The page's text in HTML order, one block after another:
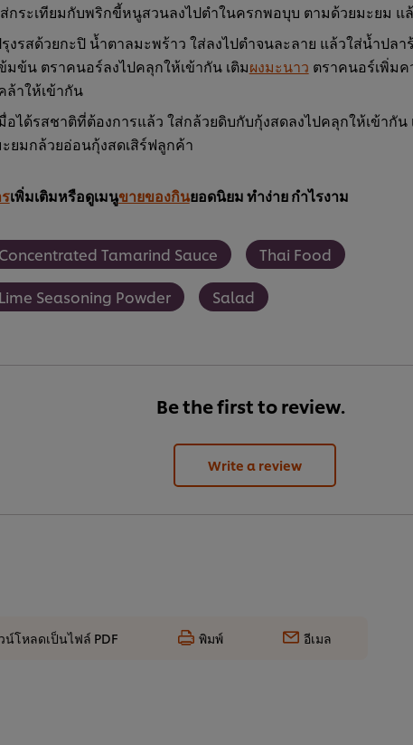
กระเทียมกับพริกขี้หนูสวนลงไปตำในครกพอบุบ ตามด้วยมะยม แ
งรสด้วยกะปิ น้ำตาลมะพร้าว ใส่ลงไปตำจนละลาย แล้วใส่น้ำปล
มข้น ตราคนอร์ลงไปคลุกให้เข้ากัน เติมผงมะนาว ตราคนอร์เพิ่ม
ล้าให้เข้ากัน
อได้รสชาติที่ต้องการแล้ว ใส่กล้วยดิบกับกุ้งสดลงไปคลุกให้เข้ากั
ยมกล้วยอ่อนกุ้งสดเสิร์ฟลูกค้า
เพิ่มเติมหรือดูเมนูขายของกินยอดนิยม ทำง่าย กำไรงาม
Tamarind Sauce Thai Food
Seasoning Powder Salad
Be the first to review.
Write a review
น์โหลดเป็นไฟล์ PDF พิมพ์ อีเมล